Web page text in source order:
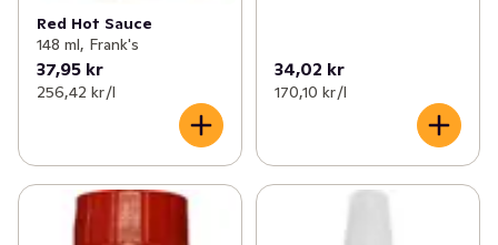
Red Hot Sauce
148 ml, Frank's
37,95 kr
256,42 kr /l
34,02 kr
170,10 kr /l